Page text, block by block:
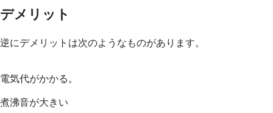
デメリット
逆にデメリットは次のようなものがあります。
電気代がかかる。
煮沸音が大きい